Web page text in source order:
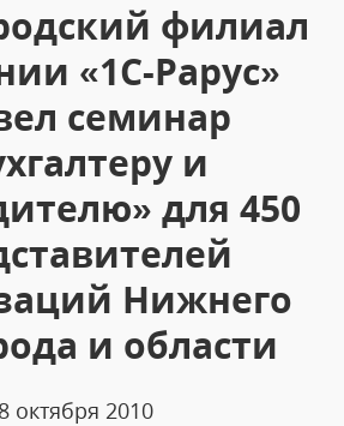
филиал
«1С-Рарус»
семинар
и
для 450
Нижнего
и области
8 октября 2010